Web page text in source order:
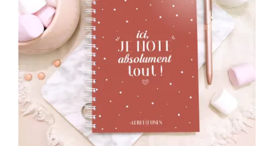
RECHERCHER: